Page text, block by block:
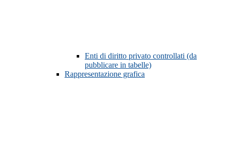
Enti di diritto privato controllati (da
pubblicare in tabelle)
Rappresentazione grafica